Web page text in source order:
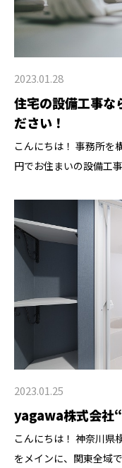
2023.01.28
住宅の設備工事
ださい！
こんにちは！ 事務所を
円でお住まいの設備工
2023.01.25
yagawa株式会社
こんにちは！ 神奈川県
をメインに、関東全域